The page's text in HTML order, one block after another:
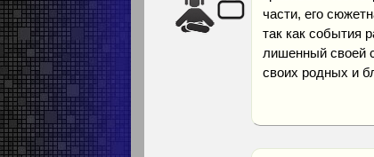
части, его
так как события
лишенный своей
своих родных и